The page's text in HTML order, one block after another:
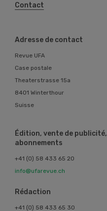
Contact
Adresse de contact
Revue UFA
Case postale
Theaterstrasse 15a
8401 Winterthour
Suisse
Édition, vente de publicité,
abonnements
+41 (0) 58 433 65 20
info@ufarevue.ch
Rédaction
+41 (0) 58 433 65 30